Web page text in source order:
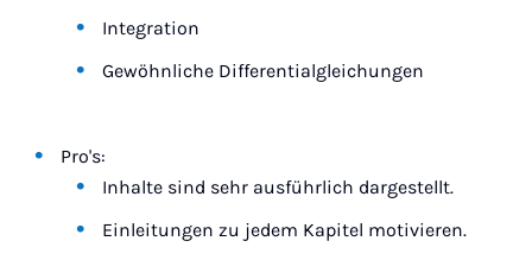
Integration
Gewöhnliche Differentialgleichungen
Pro's:
Inhalte sind sehr ausführlich dargestellt.
Einleitungen zu jedem Kapitel motivieren.